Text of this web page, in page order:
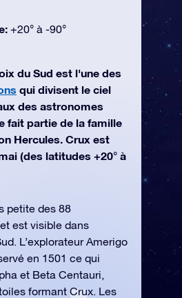
+20° à -90°
du Sud est l'une des
qui divisent le ciel
des astronomes
fait partie de la famille
Hercules. Crux est
(des latitudes +20° à
petite des 88
est visible dans
L’explorateur Amerigo
en 1501 ce qui
et Beta Centauri,
formant Crux. Les